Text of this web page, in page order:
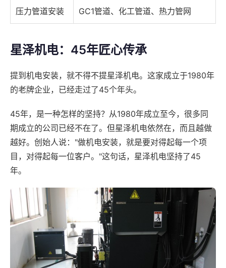
压力管道安装 GC1管道、化工管道、热力管网
星泽机电：45年匠心传承
提到机电安装，就不得不提星泽机电。这家成立于1980年
的老牌企业，已经走过了45个年头。
45年，是一种怎样的坚持？从1980年成立至今，很多同
期成立的公司已经不在了。但星泽机电依然在，而且越做
越好。创始人说："做机电安装，就是要对得起每一个项
目，对得起每一位客户。"这句话，星泽机电坚持了45
年。